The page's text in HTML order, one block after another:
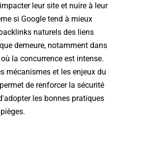
leur site et nuire à leur
si Google tend à mieux
naturels des liens
demeure, notamment dans
la concurrence est intense.
mécanismes et les enjeux du
de renforcer la sécurité
les bonnes pratiques